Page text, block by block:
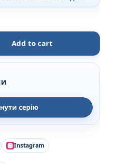
- УЛА quantity
Add to cart
серію
Instagram